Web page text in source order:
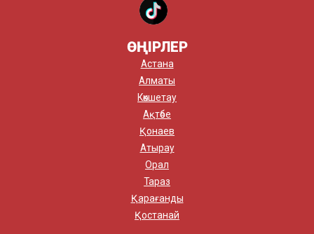
ӨҢІРЛЕР
Астана
Алматы
Көкшетау
Ақтөбе
Қонаев
Атырау
Орал
Тараз
Қарағанды
Қостанай